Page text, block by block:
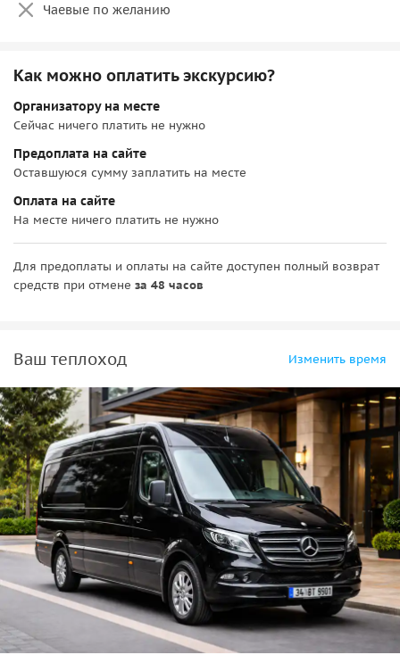
• Босфорский мост;
• Девичью башню;
• Дворец Бейлербей;
• Крепость Румели Хисары.
Почему стоит выбрать этот тур
• Комфортный корабль, просторные палубы, зоны для
фото и отдыха;
• Выбор формата: с трансфером или без;
• Лёгкий формат без перегрузки;
Чаевые по желанию
Как можно оплатить экскурсию?
Организатору на месте
Сейчас ничего платить не нужно
Предоплата на сайте
Оставшуюся сумму заплатить на месте
Оплата на сайте
На месте ничего платить не нужно
Для предоплаты и оплаты на сайте доступен полный возврат
средств при отмене за 48 часов
Ваш теплоход Изменить время